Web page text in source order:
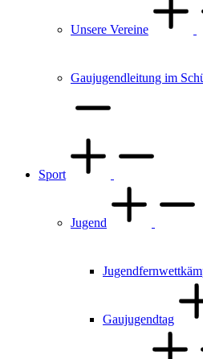
Unsere Vereine
Gaujugendleitung im
Sport
Jugend
Gaujugendtag